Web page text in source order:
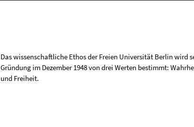
Das wissenschaftliche Ethos der Freien Universität Berlin wird
Gründung im Dezember 1948 von drei Werten bestimmt:
und Freiheit.